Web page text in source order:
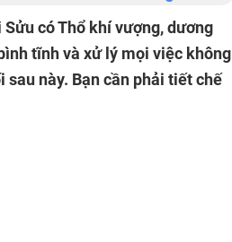
có Thổ khí vượng, dương
tĩnh và xử lý mọi việc không
này. Bạn cần phải tiết chế